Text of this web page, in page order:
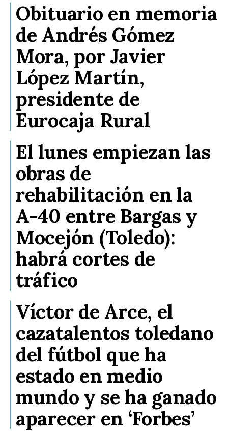
Obituario en memoria
de Andrés Gómez
Mora, por Javier
López Martín,
presidente de
Eurocaja Rural
El lunes empiezan las
obras de
rehabilitación en la
A-40 entre Bargas y
Mocejón (Toledo):
habrá cortes de
tráfico
Víctor de Arce, el
cazatalentos toledano
del fútbol que ha
estado en medio
mundo y se ha ganado
aparecer en ‘Forbes’